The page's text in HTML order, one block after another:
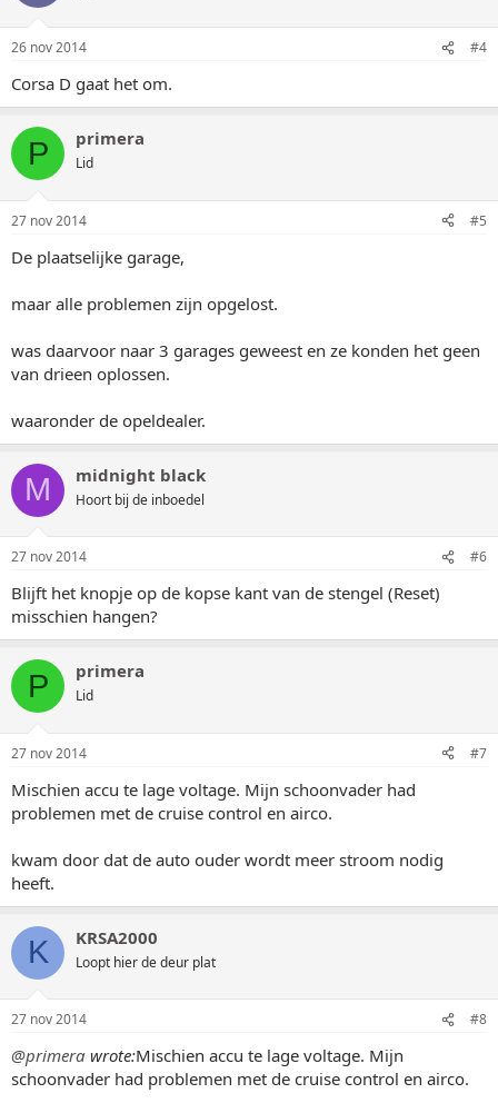
26 nov 2014 #4
Corsa D gaat het om.
P primera
Lid
27 nov 2014 #5
De plaatselijke garage,
maar alle problemen zijn opgelost.
was daarvoor naar 3 garages geweest en ze konden het geen
van drieen oplossen.
waaronder de opeldealer.
M midnight black
Hoort bij de inboedel
27 nov 2014 #6
Blijft het knopje op de kopse kant van de stengel (Reset)
misschien hangen?
P primera
Lid
27 nov 2014 #7
Mischien accu te lage voltage. Mijn schoonvader had
problemen met de cruise control en airco.
kwam door dat de auto ouder wordt meer stroom nodig
heeft.
K KRSA2000
Loopt hier de deur plat
27 nov 2014 #8
@primera wrote:Mischien accu te lage voltage. Mijn
schoonvader had problemen met de cruise control en airco.